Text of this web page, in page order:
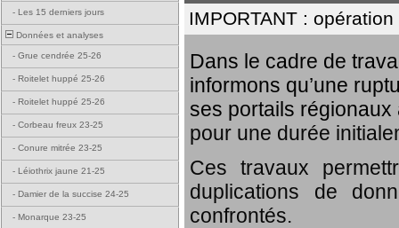
- Les 15 derniers jours
Données et analyses
- Grue cendrée 25-26
- Roitelet huppé 25-26
- Roitelet huppé 25-26
- Corbeau freux 23-25
- Conure mitrée 23-25
- Léiothrix jaune 21-25
- Damier de la succise 24-25
- Monarque 23-25
IMPORTANT :
Dans le cadre de
informons qu’une
ses portails régionaux
pour une durée
Ces travaux
duplications de
confrontés.